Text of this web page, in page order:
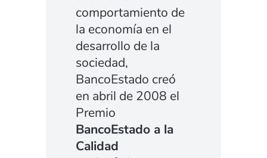
comportamiento de
la economía en el
desarrollo de la
sociedad,
BancoEstado creó
en abril de 2008 el
Premio
BancoEstado a la
Calidad